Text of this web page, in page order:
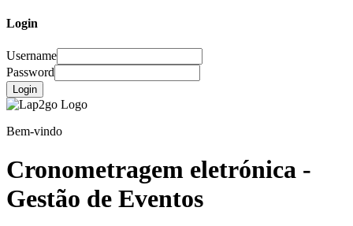
Login
Username
Password
Login
Bem-vindo
Cronometragem eletrónica -
Gestão de Eventos